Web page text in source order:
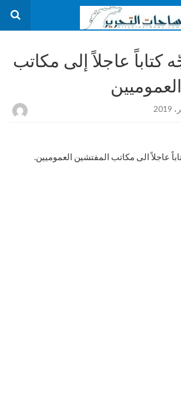
كتاباً عاجلاً إلى مكاتب
عاجلاً الى مكاتب المفتشين العموميين.